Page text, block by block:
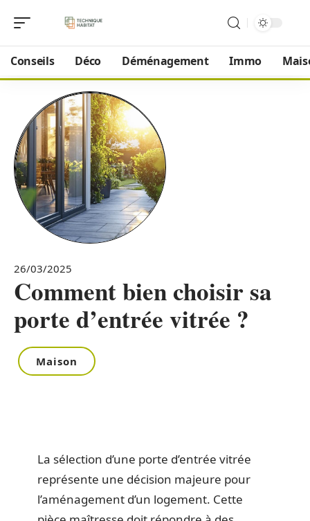
Conseils Déco Déménagement Immo
26/03/2025
Comment bien choisir sa
porte d’entrée vitrée ?
Maison
La sélection d’une porte d’entrée vitrée
représente une décision majeure pour
l’aménagement d’un logement. Cette